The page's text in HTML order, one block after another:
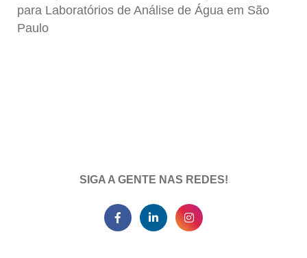
para Laboratórios de Análise de Água em São
Paulo
SIGA A GENTE NAS REDES!